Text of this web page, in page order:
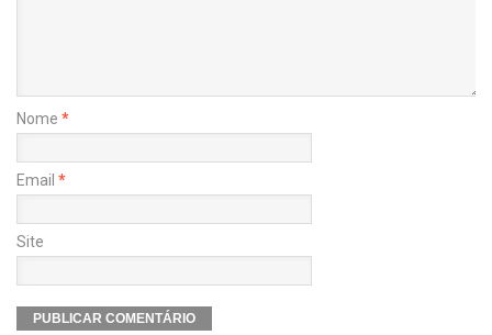
Nome *
Email *
Site